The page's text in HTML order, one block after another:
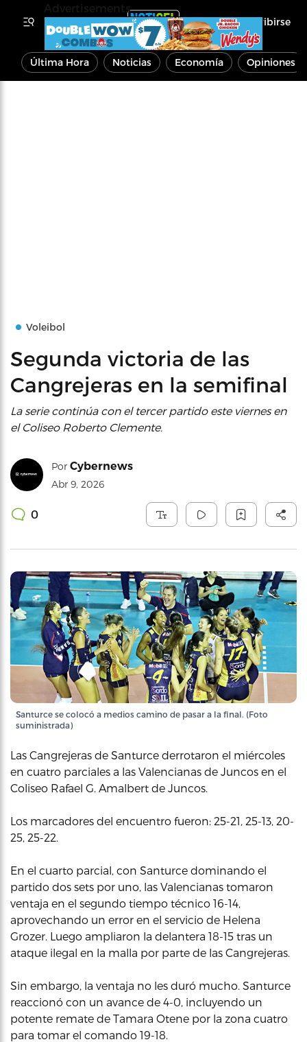
Inscribirse
Última Hora Noticias Economía Opiniones
Voleibol
Segunda victoria de las
Cangrejeras en la semifinal
La serie continúa con el tercer partido este viernes en
el Coliseo Roberto Clemente.
Por Cybernews
Abr 9, 2026
0
Santurce se colocó a medios camino de pasar a la final. (Foto
suministrada)
Las Cangrejeras de Santurce derrotaron el miércoles
en cuatro parciales a las Valencianas de Juncos en el
Coliseo Rafael G. Amalbert de Juncos.
Los marcadores del encuentro fueron: 25-21, 25-13, 20-
25, 25-22.
En el cuarto parcial, con Santurce dominando el
partido dos sets por uno, las Valencianas tomaron
ventaja en el segundo tiempo técnico 16-14,
aprovechando un error en el servicio de Helena
Grozer. Luego ampliaron la delantera 18-15 tras un
ataque ilegal en la malla por parte de las Cangrejeras.
Sin embargo, la ventaja no les duró mucho. Santurce
reaccionó con un avance de 4-0, incluyendo un
potente remate de Tamara Otene por la zona cuatro
para tomar el comando 19-18.
Advertisements